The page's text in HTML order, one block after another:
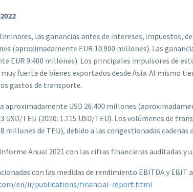
las ganancias antes de intereses, impuestos,
(aproximadamente EUR 10.900 millones). Las
EUR 9.400 millones). Los principales impulsores de
fuerte de bienes exportados desde Asia. Al mismo
gastos de transporte.
aproximadamente USD 26.400 millones
USD/TEU (2020: 1.115 USD/TEU). Los volúmenes de
millones de TEU), debido a las congestionadas cadenas
Anual 2021 con las cifras financieras auditadas y
con las medidas de rendimiento EBITDA y
en/ir/publications/financial-report.html